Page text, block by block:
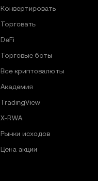
Конвертировать
Торговать
DeFi
Торговые боты
Все криптовалюты
Академия
TradingView
X-RWA
Рынки исходов
Цена акции